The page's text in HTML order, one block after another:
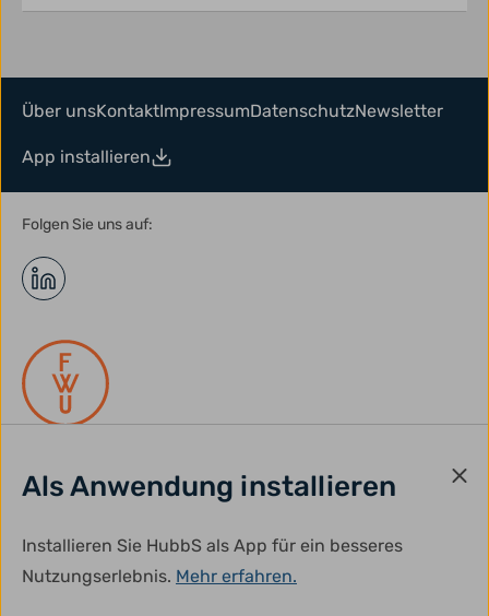
Als Anwendung installieren
Installieren Sie HubbS als App für ein besseres
Nutzungserlebnis. Mehr erfahren.
Über unsKontaktImpressumDatenschutzNewsletter
App installieren
Folgen Sie uns auf:
gefördert durch: